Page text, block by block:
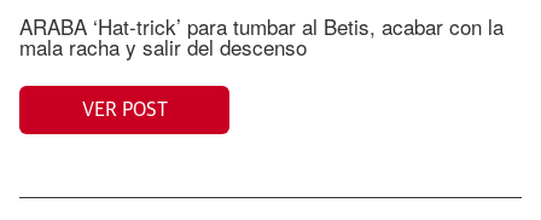
ARABA ‘Hat-trick’ para tumbar al Betis, acabar con la
mala racha y salir del descenso
VER POST